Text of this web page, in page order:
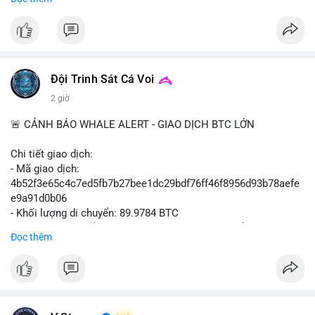
#binancesquare
$btc
📰 Nguồn: Cointelegraph
Đội Trinh Sát Cá Voi
2 giờ
🚨 CẢNH BÁO WHALE ALERT - GIAO DỊCH BTC LỚN
Chi tiết giao dịch:
- Mã giao dịch:
4b52f3e65c4c7ed5fb7b27bee1dc29bdf76ff46f8956d93b78aefe
e9a91d0b06
- Khối lượng di chuyển: 89.9784 BTC
USD)
Đọc thêm